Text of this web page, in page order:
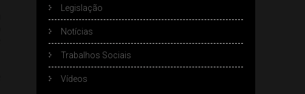
Legislação
Notícias
Trabalhos Sociais
Vídeos